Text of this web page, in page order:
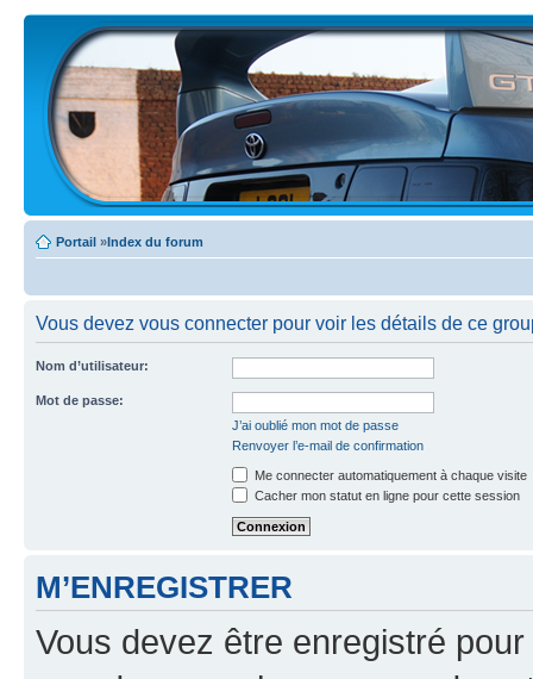
Portail »Index du forum
Vous devez vous connecter pour voir les détails de ce
Nom d’utilisateur:
Mot de passe:
J’ai oublié mon mot de passe
Renvoyer l’e-mail de confirmation
Me connecter automatiquement à chaque visite
Cacher mon statut en ligne pour cette session
M’ENREGISTRER
Vous devez être enregistré